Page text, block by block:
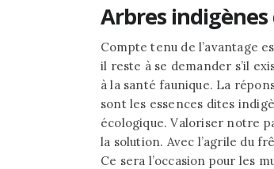
Arbres indigènes
Compte tenu de l’avantage
il reste à se demander s’il
à la santé faunique. La
sont les essences dites
écologique. Valoriser notre
la solution. Avec l’agrile du
Ce sera l’occasion pour les